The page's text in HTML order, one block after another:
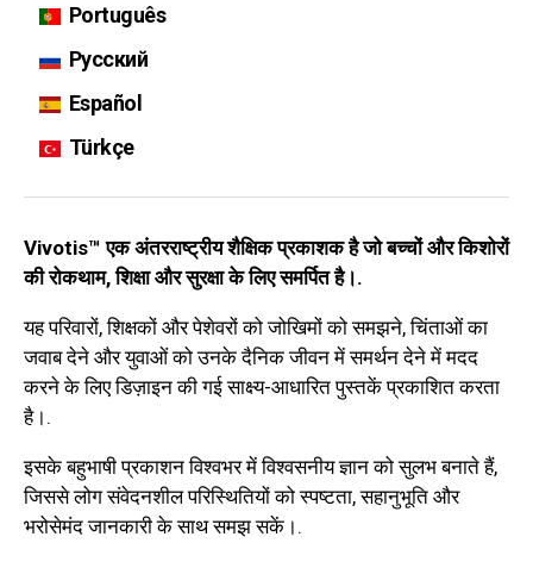
Português
Русский
Español
Türkçe
Vivotis™ एक अंतरराष्ट्रीय शैक्षिक प्रकाशक है जो बच्चों और किशोरों
की रोकथाम, शिक्षा और सुरक्षा के लिए समर्पित है।.
यह परिवारों, शिक्षकों और पेशेवरों को जोखिमों को समझने, चिंताओं का
जवाब देने और युवाओं को उनके दैनिक जीवन में समर्थन देने में मदद
करने के लिए डिज़ाइन की गई साक्ष्य-आधारित पुस्तकें प्रकाशित करता
है।.
इसके बहुभाषी प्रकाशन विश्वभर में विश्वसनीय ज्ञान को सुलभ बनाते हैं,
जिससे लोग संवेदनशील परिस्थितियों को स्पष्टता, सहानुभूति और
भरोसेमंद जानकारी के साथ समझ सकें।.